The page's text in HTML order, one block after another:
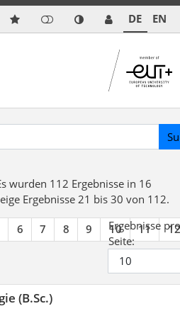
DE EN
wurden 112 Ergebnisse in 16
Ergebnisse 21 bis 30 von 112.
6 7 8 9 10 11 12
Ergebnisse pro
Seite:
(B.Sc.)